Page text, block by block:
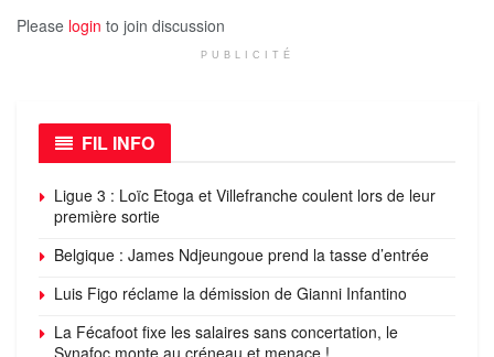
Please login to join discussion
PUBLICITÉ
FIL INFO
Ligue 3 : Loïc Etoga et Villefranche coulent lors de leur
première sortie
Belgique : James Ndjeungoue prend la tasse d’entrée
Luis Figo réclame la démission de Gianni Infantino
La Fécafoot fixe les salaires sans concertation, le
Synafoc monte au créneau et menace !